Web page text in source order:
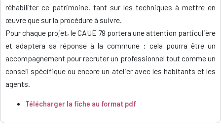
réhabiliter ce patrimoine, tant sur les techniques à mettre en
œuvre que sur la procédure à suivre.
Pour chaque projet, le CAUE 79 portera une attention particulière
et adaptera sa réponse à la commune : cela pourra être un
accompagnement pour recruter un professionnel tout comme un
conseil spécifique ou encore un atelier avec les habitants et les
agents.
Télécharger la fiche au format pdf